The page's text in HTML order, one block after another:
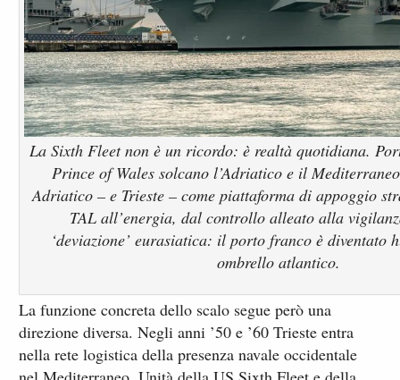
La Sixth Fleet non è un ricordo: è realtà quotidiana.
Prince of Wales solcano l’Adriatico e il
Adriatico – e Trieste – come piattaforma di appoggio
TAL all’energia, dal controllo alleato alla
‘deviazione’ eurasiatica: il porto franco è diventato
ombrello atlantico.
La funzione concreta dello scalo segue però una
direzione diversa. Negli anni ’50 e ’60 Trieste entra
nella rete logistica della presenza navale occidentale